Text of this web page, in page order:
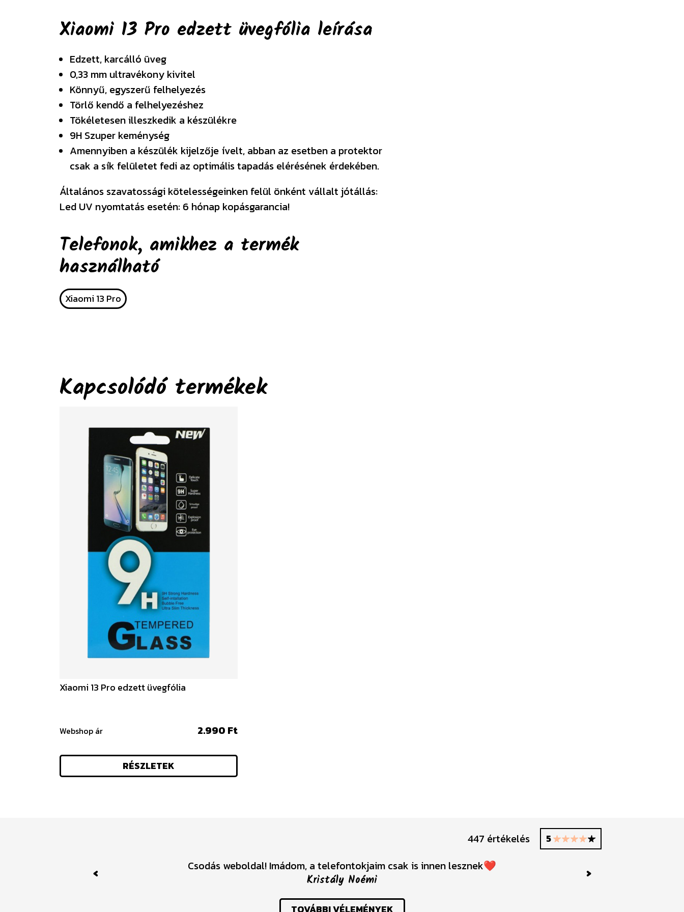
Xiaomi 13 Pro edzett üvegfólia leírása
Edzett, karcálló üveg
0,33 mm ultravékony kivitel
Könnyű, egyszerű felhelyezés
Törlő kendő a felhelyezéshez
Tökéletesen illeszkedik a készülékre
9H Szuper keménység
Amennyiben a készülék kijelzője ívelt, abban az esetben a protektor
csak a sík felületet fedi az optimális tapadás elérésének érdekében.
Általános szavatossági kötelességeinken felül önként vállalt jótállás:
Led UV nyomtatás esetén: 6 hónap kopásgarancia!
Telefonok, amikhez a termék
használható
Xiaomi 13 Pro
Kapcsolódó termékek
Xiaomi 13 Pro edzett üvegfólia
Webshop ár 2.990 Ft
RÉSZLETEK
447 értékelés 5
Csodás weboldal! Imádom, a telefontokjaim csak is innen lesznek❤️
Kristály Noémi
Previous Next
TOVÁBBI VÉLEMÉNYEK